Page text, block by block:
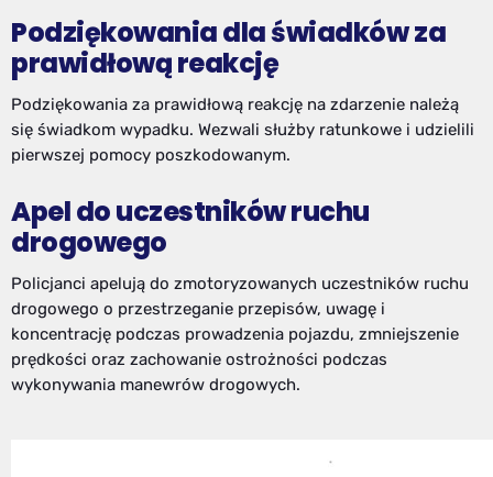
Podziękowania dla świadków za
prawidłową reakcję
Podziękowania za prawidłową reakcję na zdarzenie należą
się świadkom wypadku. Wezwali służby ratunkowe i udzielili
pierwszej pomocy poszkodowanym.
Apel do uczestników ruchu
drogowego
Policjanci apelują do zmotoryzowanych uczestników ruchu
drogowego o przestrzeganie przepisów, uwagę i
koncentrację podczas prowadzenia pojazdu, zmniejszenie
prędkości oraz zachowanie ostrożności podczas
wykonywania manewrów drogowych.